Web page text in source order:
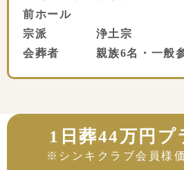
前ホール
宗派 浄土宗
会葬者 親族6名・一般参
1日葬44万円プ
※シンキクラブ会員様